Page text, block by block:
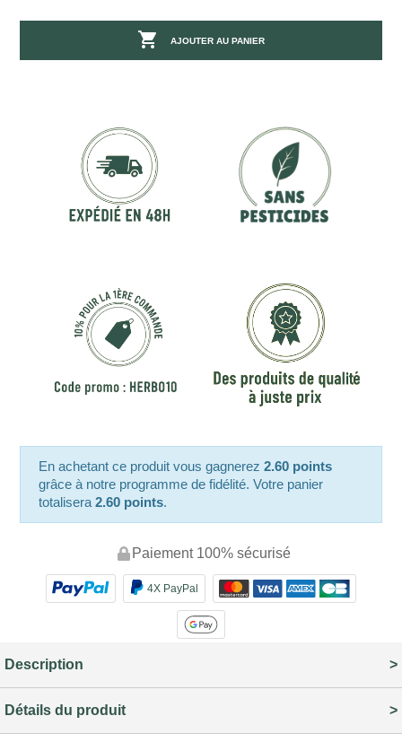
 AJOUTER AU PANIER
En achetant ce produit vous gagnerez2.60 points
grâce à notre programme de fidélité. Votre panier
totalisera2.60 points.
Paiement 100% sécurisé
4X PayPal
Description
Détails du produit